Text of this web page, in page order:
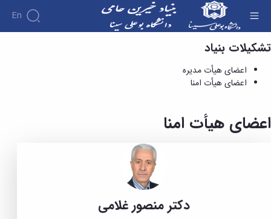
En
اعضای هیأت امنا - بنیاد خیرین
تشکیلات بنیاد
اعضای هیأت مدیره
اعضای هیأت امنا
اعضای هیأت امنا
دکتر منصور غلامی